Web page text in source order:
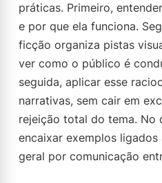
práticas. Primeiro,
e por que ela funciona.
ficção organiza pistas
ver como o público é
seguida, aplicar esse
narrativas, sem cair em
rejeição total do tema. No
encaixar exemplos
geral por comunicação